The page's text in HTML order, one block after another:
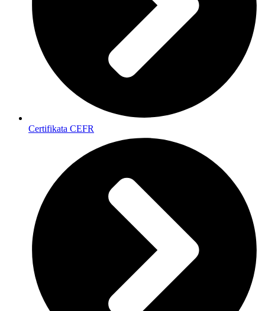
Certifikata CEFR